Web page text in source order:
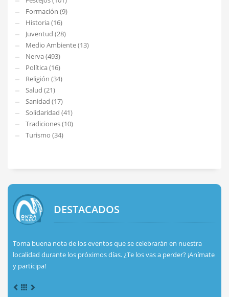
Formación (9)
Historia (16)
Juventud (28)
Medio Ambiente (13)
Nerva (493)
Política (16)
Religión (34)
Salud (21)
Sanidad (17)
Solidaridad (41)
Tradiciones (10)
Turismo (34)
DESTACADOS
Toma buena nota de los eventos que se celebrarán en nuestra
localidad durante los próximos días. ¿Te los vas a perder? ¡Anímate
y participa!